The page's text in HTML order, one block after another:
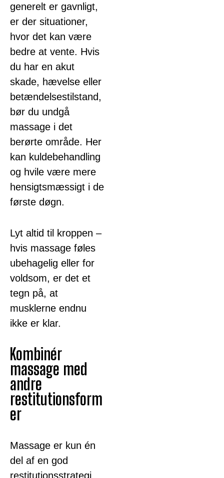
generelt er gavnligt,
er der situationer,
hvor det kan være
bedre at vente. Hvis
du har en akut
skade, hævelse eller
betændelsestilstand,
bør du undgå
massage i det
berørte område. Her
kan kuldebehandling
og hvile være mere
hensigtsmæssigt i de
første døgn.
Lyt altid til kroppen –
hvis massage føles
ubehagelig eller for
voldsom, er det et
tegn på, at
musklerne endnu
ikke er klar.
Kombinér
massage med
andre
restitutionsform
er
Massage er kun én
del af en god
restitutionsstrategi.